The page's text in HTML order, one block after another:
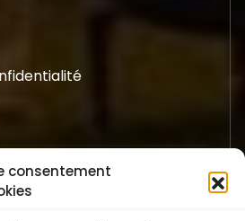
consentement